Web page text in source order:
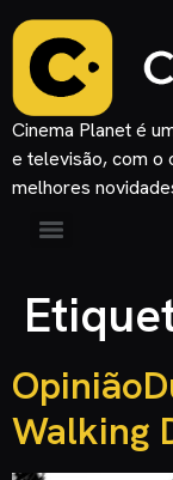
Cinema Planet é
e televisão, com o
melhores
Walking